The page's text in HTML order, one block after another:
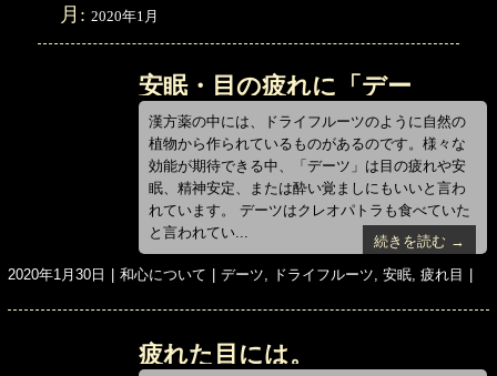
月:2020年1月
安眠・目の疲れに「デー
ツ」！！
漢方薬の中には、ドライフルーツのように自然の
植物から作られているものがあるのです。様々な
効能が期待できる中、「デーツ」は目の疲れや安
眠、精神安定、または酔い覚ましにもいいと言わ
れています。 デーツはクレオパトラも食べていた
と言われてい...
続きを読む →
投
2020年1月30日
カ
和心について
タ
デーツ ドライフルーツ 安眠, 疲れ目
疲れた目には。